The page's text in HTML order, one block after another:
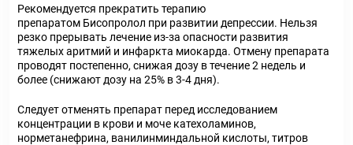
Рекомендуется прекратить терапию
препаратом Бисопролол при развитии депрессии. Нельзя
резко прерывать лечение из-за опасности развития
тяжелых аритмий и инфаркта миокарда. Отмену препарата
проводят постепенно, снижая дозу в течение 2 недель и
более (снижают дозу на 25% в 3-4 дня).
Следует отменять препарат перед исследованием
концентрации в крови и моче катехоламинов,
норметанефрина, ванилинминдальной кислоты, титров